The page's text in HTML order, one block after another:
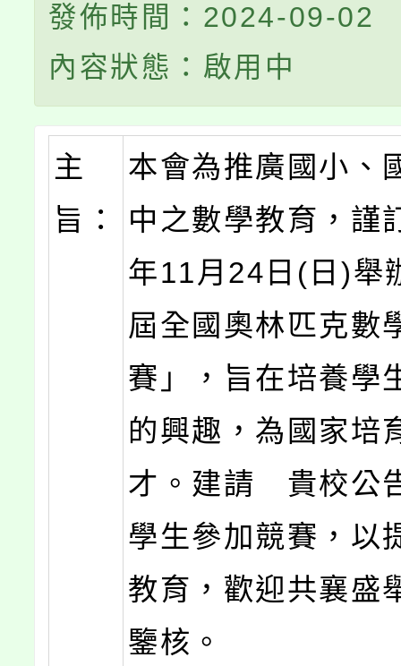
發佈時間：2024-09-02
內容狀態：啟用中
主
旨：
本會為推廣國小、
中之數學教育，謹
年11月24日(日)舉
屆全國奧林匹克數
賽」，旨在培養學
的興趣，為國家培
才。建請 貴校公
學生參加競賽，以
教育，歡迎共襄
鑒核。